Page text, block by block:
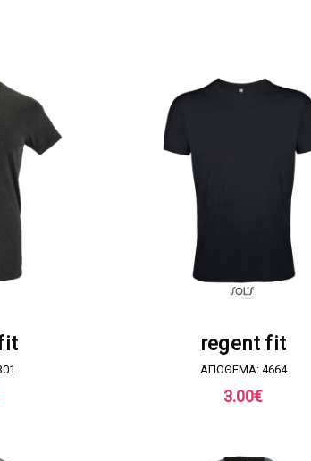
ΖΗΤΗΣΤΕ ΠΡΟΣΦΟΡΑ
regent fit
ΑΠΟΘΕΜΑ: 4664
3.00€